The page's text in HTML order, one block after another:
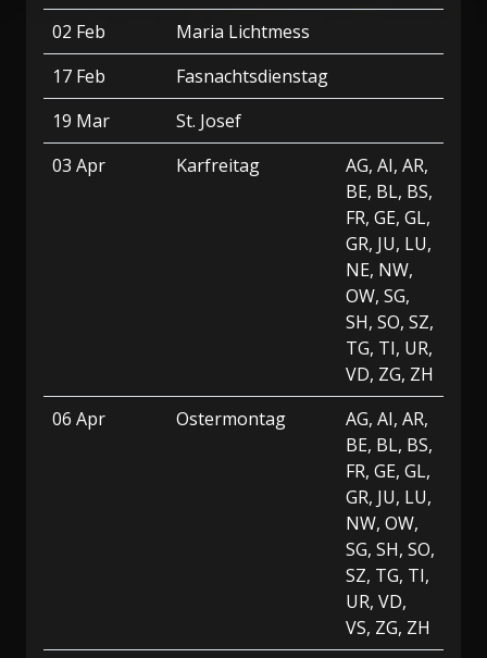
02 Feb
Maria Lichtmess
17 Feb
Fasnachtsdienstag
19 Mar
St. Josef
03 Apr
Karfreitag
AG, AI, AR,
BE, BL, BS,
FR, GE, GL,
GR, JU, LU,
NE, NW,
OW, SG,
SH, SO, SZ,
TG, TI, UR,
VD, ZG, ZH
06 Apr
Ostermontag
AG, AI, AR,
BE, BL, BS,
FR, GE, GL,
GR, JU, LU,
NW, OW,
SG, SH, SO,
SZ, TG, TI,
UR, VD,
VS, ZG, ZH